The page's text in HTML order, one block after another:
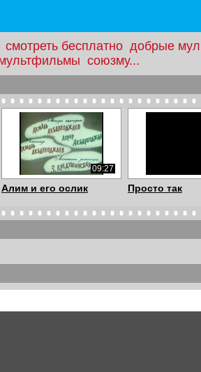
смотреть бесплатно добрые
союзму...
09:27
Алим и его ослик Просто так
09:35
Банкет (Мультфильмы
Гора